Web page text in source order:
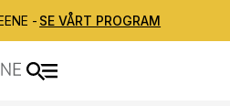
- SE VÅRT PROGRAM